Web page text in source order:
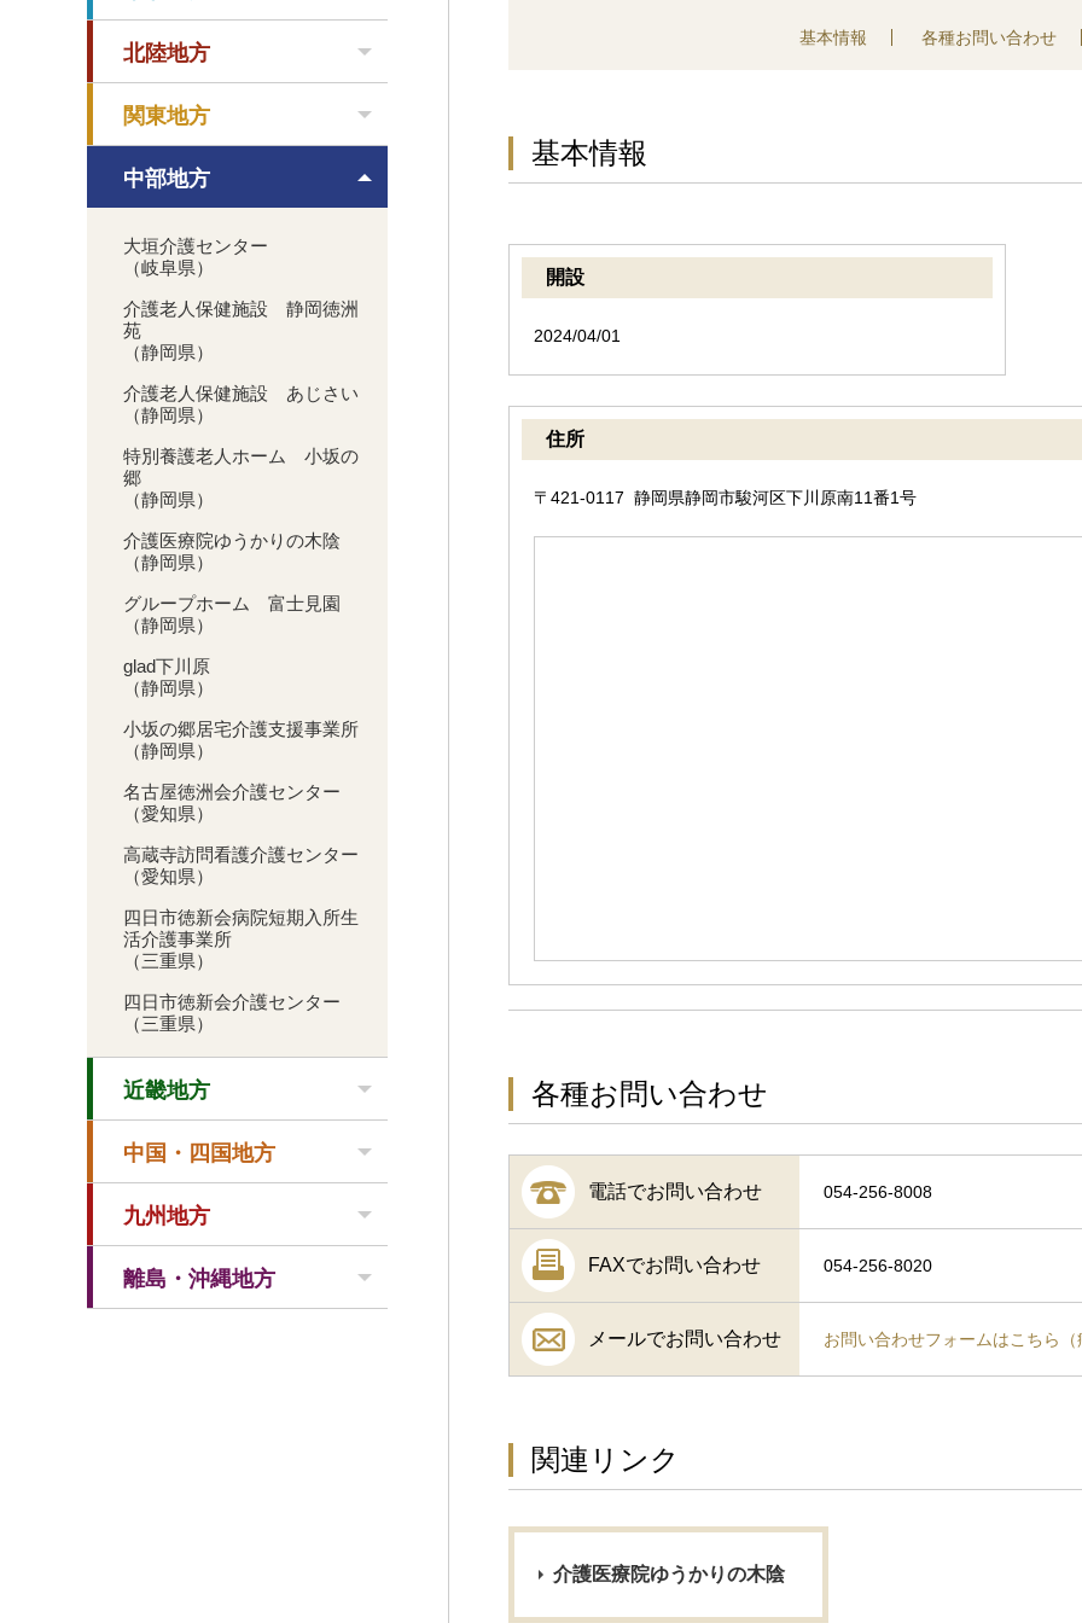
北陸地方
関東地方
中部地方
大垣介護センター
（岐阜県）
介護老人保健施設 静岡徳洲
苑
（静岡県）
介護老人保健施設 あじさい
（静岡県）
特別養護老人ホーム 小坂の
郷
（静岡県）
介護医療院ゆうかりの木陰
（静岡県）
グループホーム 富士見園
（静岡県）
glad下川原
（静岡県）
小坂の郷居宅介護支援事業所
（静岡県）
名古屋徳洲会介護センター
（愛知県）
高蔵寺訪問看護介護センター
（愛知県）
四日市徳新会病院短期入所生
活介護事業所
（三重県）
四日市徳新会介護センター
（三重県）
近畿地方
中国・四国地方
九州地方
離島・沖縄地方
基本情報 各種お問い合わせ
基本情報
開設
2024/04/01
住所
〒421-0117 静岡県静岡市駿河区下川原南11番1号
各種お問い合わせ
電話でお問い合わせ 054-256-8008
FAXでお問い合わせ 054-256-8020
メールでお問い合わせ お問い合わせフォームはこちら（
関連リンク
介護医療院ゆうかりの木陰